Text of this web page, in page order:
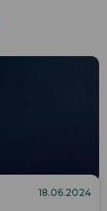
18.06.2024